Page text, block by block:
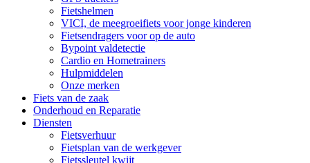
Fietshelmen
VICI, de meegroeifiets voor jonge kinderen
Fietsendragers voor op de auto
Bypoint valdetectie
Cardio en Hometrainers
Hulpmiddelen
Onze merken
Fiets van de zaak
Onderhoud en Reparatie
Diensten
Fietsverhuur
Fietsplan van de werkgever
Fietssleutel kwijt